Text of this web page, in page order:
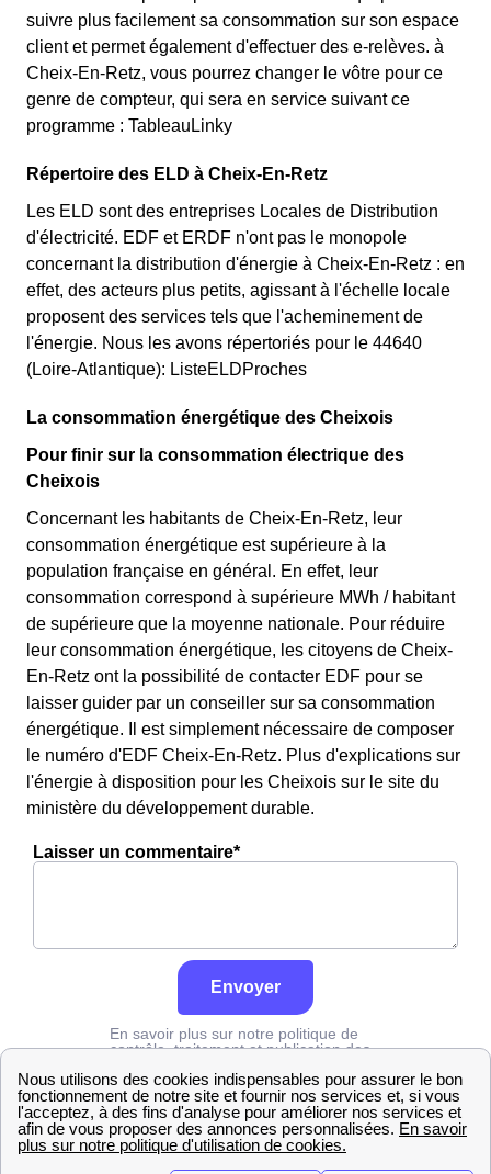
suivre plus facilement sa consommation sur son espace
client et permet également d'effectuer des e-relèves. à
Cheix-En-Retz, vous pourrez changer le vôtre pour ce
genre de compteur, qui sera en service suivant ce
programme : TableauLinky
Répertoire des ELD à Cheix-En-Retz
Les ELD sont des entreprises Locales de Distribution
d'électricité. EDF et ERDF n'ont pas le monopole
concernant la distribution d'énergie à Cheix-En-Retz : en
effet, des acteurs plus petits, agissant à l'échelle locale
proposent des services tels que l'acheminement de
l'énergie. Nous les avons répertoriés pour le 44640
(Loire-Atlantique): ListeELDProches
La consommation énergétique des Cheixois
Pour finir sur la consommation électrique des
Cheixois
Concernant les habitants de Cheix-En-Retz, leur
consommation énergétique est supérieure à la
population française en général. En effet, leur
consommation correspond à supérieure MWh / habitant
de supérieure que la moyenne nationale. Pour réduire
leur consommation énergétique, les citoyens de Cheix-
En-Retz ont la possibilité de contacter EDF pour se
laisser guider par un conseiller sur sa consommation
énergétique. Il est simplement nécessaire de composer
le numéro d'EDF Cheix-En-Retz. Plus d'explications sur
l'énergie à disposition pour les Cheixois sur le site du
ministère du développement durable.
Laisser un commentaire*
Envoyer
En savoir plus sur notre politique de
contrôle, traitement et publication des
Edf Loire-Atlantique Cheix-En-Retz